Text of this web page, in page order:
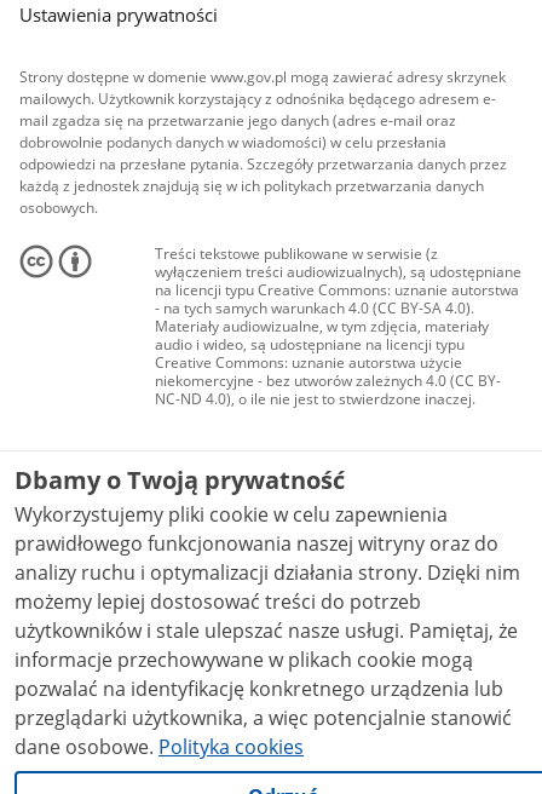
Ustawienia prywatności
Strony dostępne w domenie www.gov.pl mogą zawierać adresy skrzynek
mailowych. Użytkownik korzystający z odnośnika będącego adresem e-
mail zgadza się na przetwarzanie jego danych (adres e-mail oraz
dobrowolnie podanych danych w wiadomości) w celu przesłania
odpowiedzi na przesłane pytania. Szczegóły przetwarzania danych przez
każdą z jednostek znajdują się w ich politykach przetwarzania danych
osobowych.
Treści tekstowe publikowane w serwisie (z
wyłączeniem treści audiowizualnych), są udostępniane
na licencji typu Creative Commons: uznanie autorstwa
- na tych samych warunkach 4.0 (CC BY-SA 4.0).
Materiały audiowizualne, w tym zdjęcia, materiały
audio i wideo, są udostępniane na licencji typu
Creative Commons: uznanie autorstwa użycie
niekomercyjne - bez utworów zależnych 4.0 (CC BY-
NC-ND 4.0), o ile nie jest to stwierdzone inaczej.
Dbamy o Twoją prywatność
Wykorzystujemy pliki cookie w celu zapewnienia
prawidłowego funkcjonowania naszej witryny oraz do
analizy ruchu i optymalizacji działania strony. Dzięki nim
możemy lepiej dostosować treści do potrzeb
użytkowników i stale ulepszać nasze usługi. Pamiętaj, że
informacje przechowywane w plikach cookie mogą
pozwalać na identyfikację konkretnego urządzenia lub
przeglądarki użytkownika, a więc potencjalnie stanowić
dane osobowe. Polityka cookies